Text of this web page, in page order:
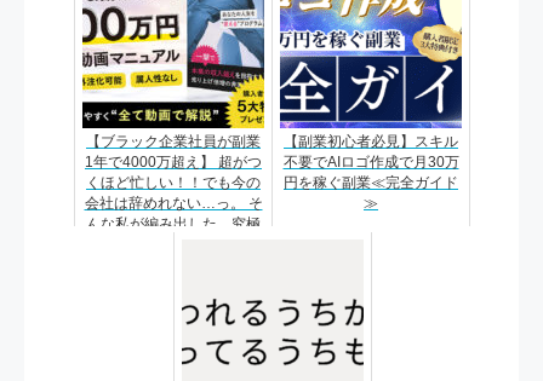
【ブラック企業社員が副業
1年で4000万超え】 超がつ
くほど忙しい！！でも今の
会社は辞めれない…っ。 そ
んな私が編み出した、究極
【副業初心者必見】スキル
不要でAIロゴ作成で月30万
円を稼ぐ副業≪完全ガイド
≫